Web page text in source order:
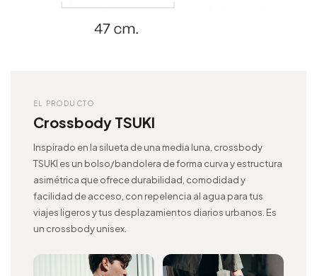
EL PRODUCTO
Crossbody TSUKI
Inspirado en la silueta de una media luna, crossbody
TSUKI es un bolso/bandolera de forma curva y estructura
asimétrica que ofrece durabilidad, comodidad y
facilidad de acceso, con repelencia al agua para tus
viajes ligeros y tus desplazamientos diarios urbanos. Es
un crossbody unisex.